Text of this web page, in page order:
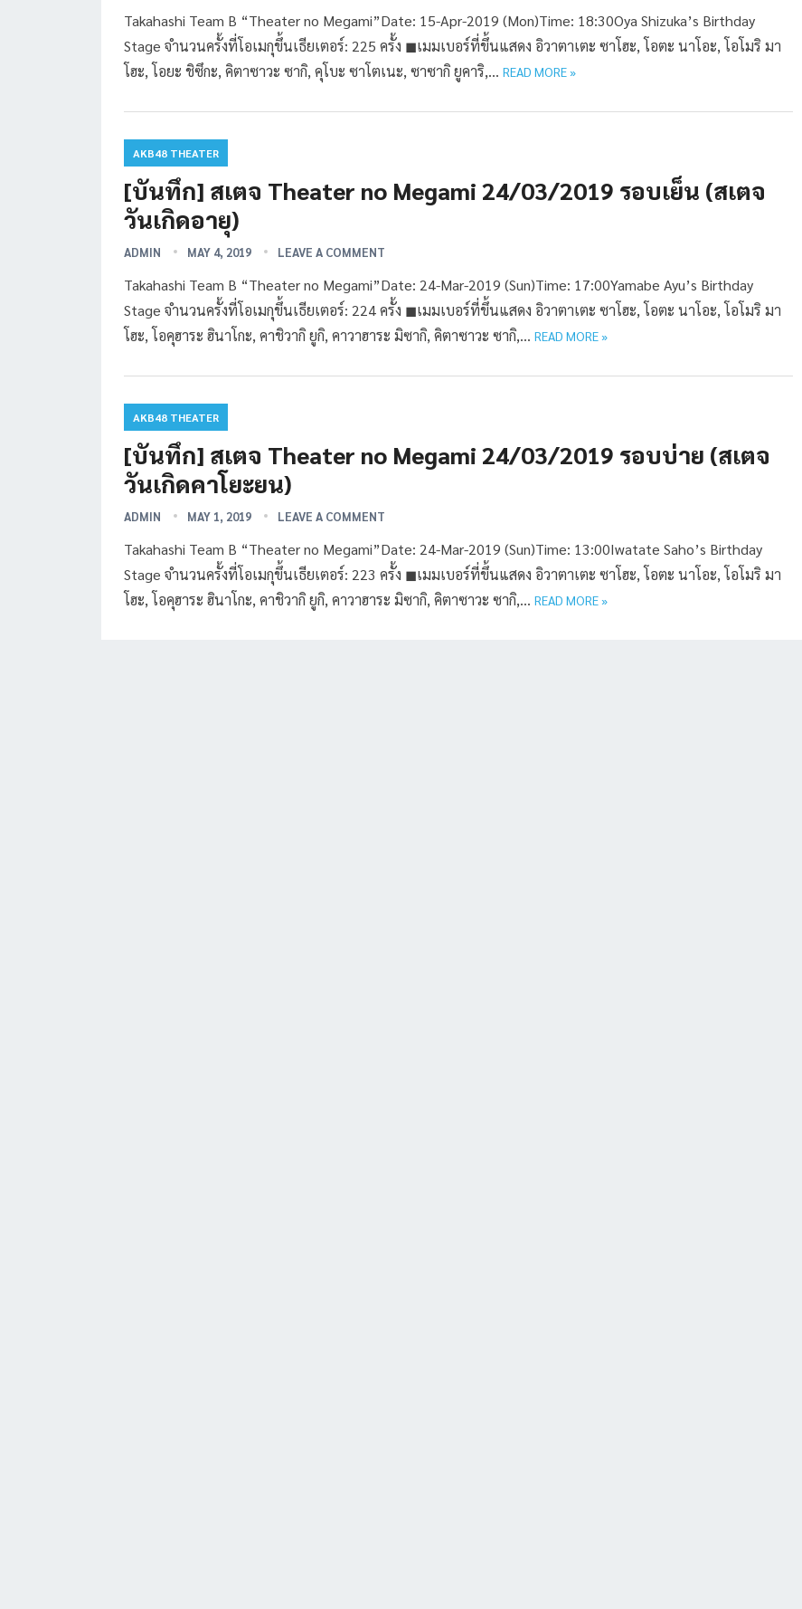
Takahashi Team B “Theater no Megami”Date: 15-Apr-2019 (Mon)Time: 18:30Oya Shizuka’s Birthday
Stage จำนวนครั้งที่โอเมกุขึ้นเธียเตอร์: 225 ครั้ง ◼︎เมมเบอร์ที่ขึ้นแสดง อิวาตาเตะ ซาโฮะ, โอตะ นาโอะ, โอโมริ มา
โฮะ, โอยะ ชิซึกะ, คิตาซาวะ ซากิ, คุโบะ ซาโตเนะ, ซาซากิ ยูคาริ,… READ MORE »
AKB48 THEATER
[บันทึก] สเตจ Theater no Megami 24/03/2019 รอบเย็น (สเตจ
วันเกิดอายุ)
ADMIN MAY 4, 2019 LEAVE A COMMENT
Takahashi Team B “Theater no Megami”Date: 24-Mar-2019 (Sun)Time: 17:00Yamabe Ayu’s Birthday
Stage จำนวนครั้งที่โอเมกุขึ้นเธียเตอร์: 224 ครั้ง ◼︎เมมเบอร์ที่ขึ้นแสดง อิวาตาเตะ ซาโฮะ, โอตะ นาโอะ, โอโมริ มา
โฮะ, โอคุฮาระ ฮินาโกะ, คาชิวากิ ยูกิ, คาวาฮาระ มิซากิ, คิตาซาวะ ซากิ,… READ MORE »
AKB48 THEATER
[บันทึก] สเตจ Theater no Megami 24/03/2019 รอบบ่าย (สเตจ
วันเกิดคาโยะยน)
ADMIN MAY 1, 2019 LEAVE A COMMENT
Takahashi Team B “Theater no Megami”Date: 24-Mar-2019 (Sun)Time: 13:00Iwatate Saho’s Birthday
Stage จำนวนครั้งที่โอเมกุขึ้นเธียเตอร์: 223 ครั้ง ◼︎เมมเบอร์ที่ขึ้นแสดง อิวาตาเตะ ซาโฮะ, โอตะ นาโอะ, โอโมริ มา
โฮะ, โอคุฮาระ ฮินาโกะ, คาชิวากิ ยูกิ, คาวาฮาระ มิซากิ, คิตาซาวะ ซากิ,… READ MORE »